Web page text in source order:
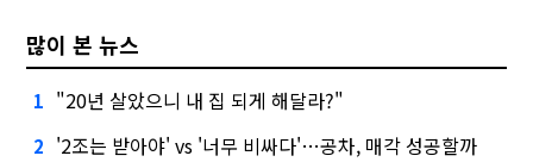
많이 본 뉴스
1 "20년 살았으니 내 집 되게 해달라?"
2 '2조는 받아야' vs '너무 비싸다'…공차, 매각 성공할까